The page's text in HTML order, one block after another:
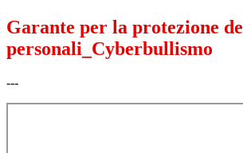
Garante per la protezione
personali_Cyberbullismo
---